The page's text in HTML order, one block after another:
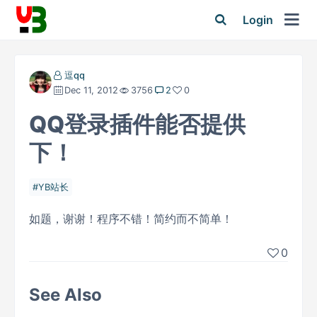
Login
逗qq
Dec 11, 2012
3756 2 0
QQ登录插件能否提供
下！
YB站长
如题，谢谢！程序不错！简约而不简单！
0
See Also